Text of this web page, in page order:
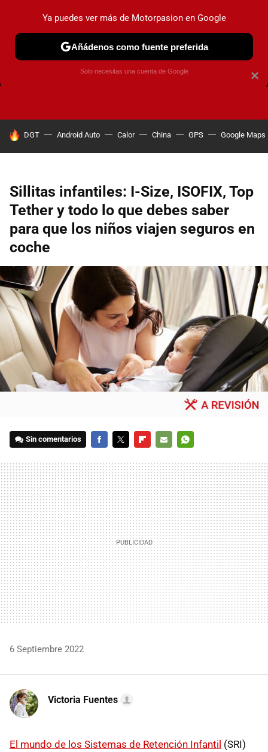
CAMBIO DE ACEITE AIRE ACONDICIONADO
HOY SE HABLA DE
DGT Android Auto Calor China GPS Google Maps
Sillitas infantiles: I-Size, ISOFIX, Top
Tether y todo lo que debes saber
para que los niños viajen seguros en
coche
Sin comentarios
MAIL
6 Septiembre 2022
Victoria Fuentes
El mundo de los Sistemas de Retención Infantil (SRI)
×
Ya puedes ver más de Motorpasion en Google
Añádenos como fuente preferida
Solo necesitas una cuenta de Google